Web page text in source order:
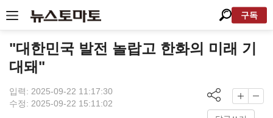
구독
"대한민국 발전 놀랍고 한화의 미래 기
대돼"
입력: 2025-09-22 11:17:30
수정: 2025-09-22 15:11:02